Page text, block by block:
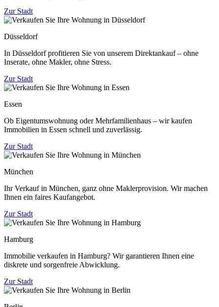
Zur Stadt
Düsseldorf
In Düsseldorf profitieren Sie von unserem Direktankauf – ohne
Inserate, ohne Makler, ohne Stress.
Zur Stadt
Essen
Ob Eigentumswohnung oder Mehrfamilienhaus – wir kaufen
Immobilien in Essen schnell und zuverlässig.
Zur Stadt
München
Ihr Verkauf in München, ganz ohne Maklerprovision. Wir machen
Ihnen ein faires Kaufangebot.
Zur Stadt
Hamburg
Immobilie verkaufen in Hamburg? Wir garantieren Ihnen eine
diskrete und sorgenfreie Abwicklung.
Zur Stadt